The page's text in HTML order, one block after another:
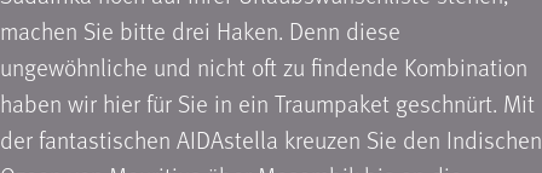
machen Sie bitte drei Haken. Denn diese
ungewöhnliche und nicht oft zu findende Kombination
haben wir hier für Sie in ein Traumpaket geschnürt. Mit
der fantastischen AIDAstella kreuzen Sie den Indischen